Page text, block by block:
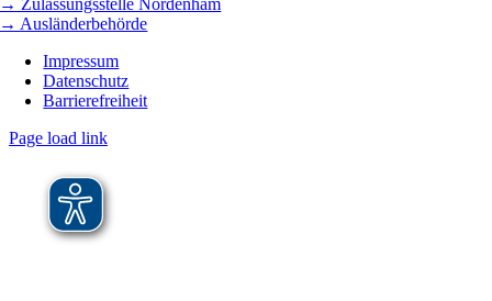
→ Zulassungsstelle Nordenham
→ Ausländerbehörde
Impressum
Datenschutz
Barrierefreiheit
Page load link